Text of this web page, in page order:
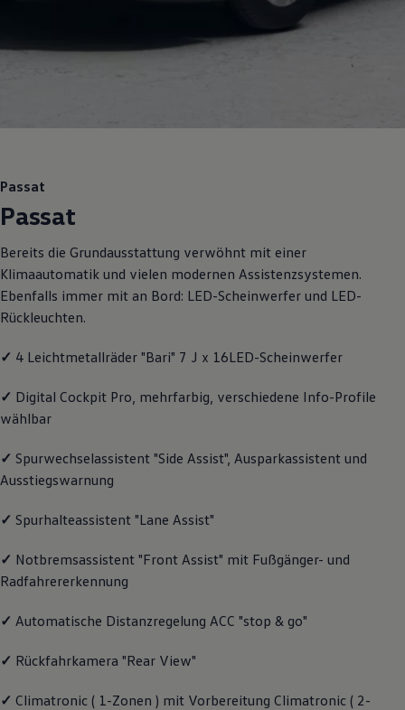
Pannen- und Unfallhilfe
Schutz und Pflege
Digitale Extras
Handy und Fahrzeug verbinden
Updates für Software, Karten und Radio
Über Ihr Auto
Vorgängermodelle
Warn- und Kontrollleuchten
Digitale Betriebsanleitung
Live Beratung
Transport
Familie
Elektromobilität
Pannen- und Unfallhilfe
Passat
Passat
Bereits die Grundausstattung verwöhnt mit einer
Klimaautomatik und vielen modernen Assistenzsystemen.
Ebenfalls immer mit an Bord: LED-Scheinwerfer und LED-
Rückleuchten.
✓ 4 Leichtmetallräder "Bari" 7 J x 16LED-Scheinwerfer
✓ Digital Cockpit Pro, mehrfarbig, verschiedene Info-Profile
wählbar
✓ Spurwechselassistent "Side Assist", Ausparkassistent und
Ausstiegswarnung
✓ Spurhalteassistent "Lane Assist"
✓ Notbremsassistent "Front Assist" mit Fußgänger- und
Radfahrererkennung
✓ Automatische Distanzregelung ACC "stop & go"
✓ Rückfahrkamera "Rear View"
✓ Climatronic ( 1-Zonen ) mit Vorbereitung Climatronic ( 2-